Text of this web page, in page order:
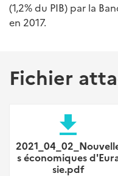
(1,2% du PIB) par la
en 2017.
Fichier
file_download
s économiques
sie.pdf